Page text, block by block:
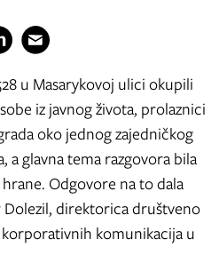
u Masarykovoj ulici okupili
iz javnog života, prolaznici
oko jednog zajedničkog
a glavna tema razgovora bila
Odgovore na to dala
Dolezil, direktorica društveno
komunikacija u